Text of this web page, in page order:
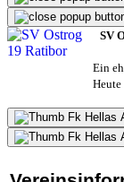
SV
Ein
Heute